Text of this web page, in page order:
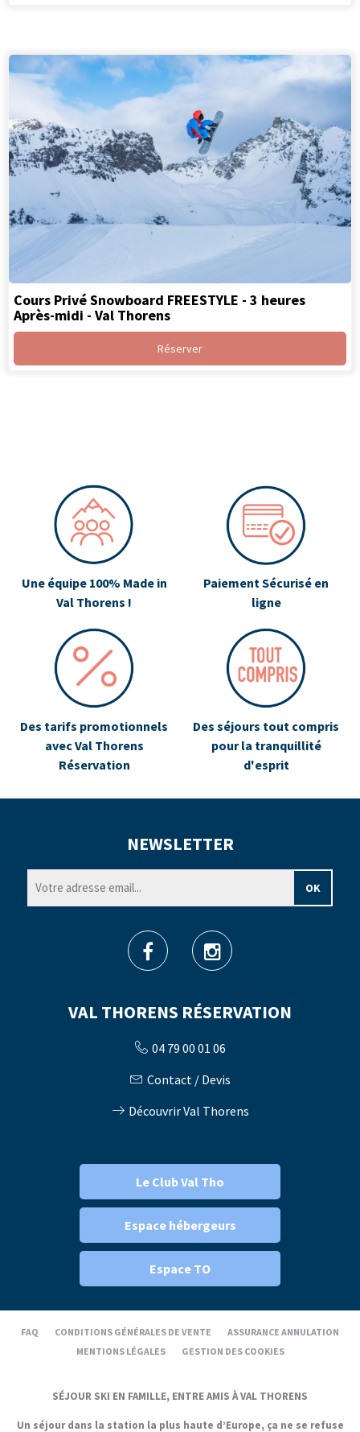
Cours Privé Snowboard FREESTYLE - 3 heures
Après-midi - Val Thorens
Réserver
Une équipe 100% Made in
Val Thorens !
Paiement Sécurisé en
ligne
Des tarifs promotionnels
avec Val Thorens
Réservation
Des séjours tout compris
pour la tranquillité
d'esprit
VAL THORENS RÉSERVATION
04 79 00 01 06
Contact / Devis
Découvrir Val Thorens
NEWSLETTER
Le Club Val Tho
Espace hébergeurs
Espace TO
FAQ CONDITIONS GÉNÉRALES DE VENTE
ASSURANCE ANNULATION
MENTIONS LÉGALES
GESTION DES COOKIES
SÉJOUR SKI EN FAMILLE, ENTRE AMIS À VAL THORENS
Un séjour dans la station la plus haute d’Europe, ça ne se refuse